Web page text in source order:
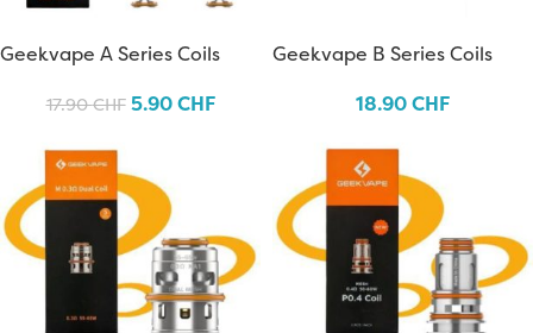
Geekvape A Series Coils
17.90CHF 5.90CHF
Geekvape B Series Coils
18.90CHF